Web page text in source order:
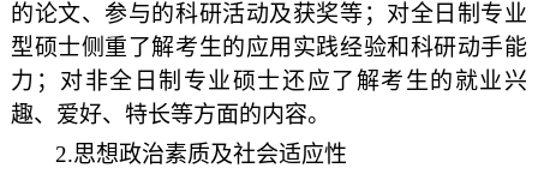
的论文、参与的科研活动及获奖等；对全日制专业
型硕士侧重了解考生的应用实践经验和科研动手能
力；对非全日制专业硕士还应了解考生的就业兴
趣、爱好、特长等方面的内容。
2.思想政治素质及社会适应性